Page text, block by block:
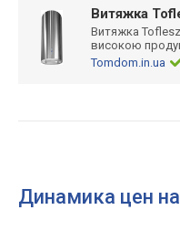
Витяжка
Витяжка
високою
Tomdom.in.ua
Динамика цен